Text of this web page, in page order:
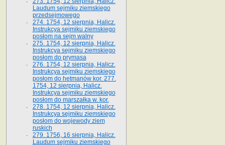
Laudum sejmiku ziemskiego
przedsejmowego
274. 1754, 12 sierpnia, Halicz.
Instrukcya sejmiku ziemskiego
posłom na sejm walny
275. 1754, 12 sierpnia, Halicz.
Instrukcya sejmiku ziemskiego
posłom do prymasa
276. 1754, 12 sierpnia, Halicz.
Instrukcya sejmiku ziemskiego
posłom do hetmanów kor. 277.
1754, 12 sierpnia, Halicz.
Instrukcya sejmiku ziemskiego
posłom do marszałka w. kor.
278. 1754, 12 sierpnia, Halicz.
Instrukcya sejmiku ziemskiego
posłom do wojewody ziem
ruskich
279. 1756, 16 sierpnia, Halicz.
Laudum sejmiku ziemskiego